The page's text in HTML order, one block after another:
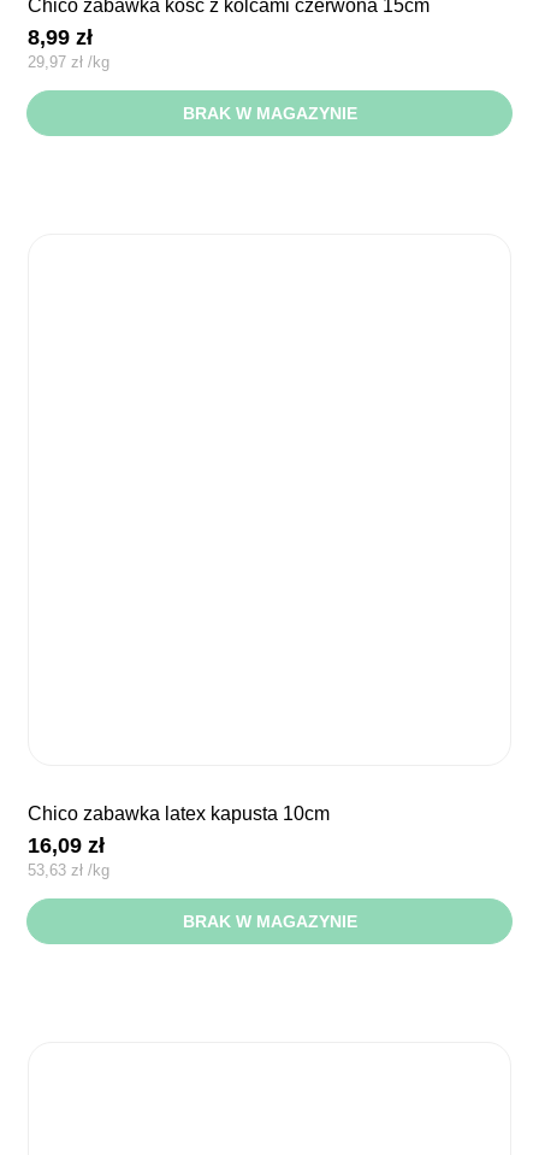
chico zabawka kość z kolcami czerwona 15cm
8,99zł
29,97zł /kg
BRAK W MAGAZYNIE
chico zabawka latex kapusta 10cm
16,09zł
53,63 zł /kg
BRAK W MAGAZYNIE